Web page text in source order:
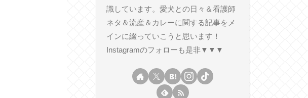
識しています。愛犬との日々＆看護師
ネタ＆流産＆カレーに関する記事をメ
インに綴っていこうと思います！
Instagramのフォローも是非▼▼▼